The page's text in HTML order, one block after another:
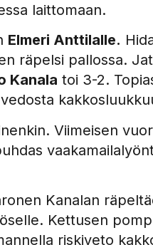
laittomaan.
Elmeri Anttilalle.
räpelsi pallossa.
Kanala toi 3-2.
Viimeisen
Kanalan
Kettusen
riskiveto